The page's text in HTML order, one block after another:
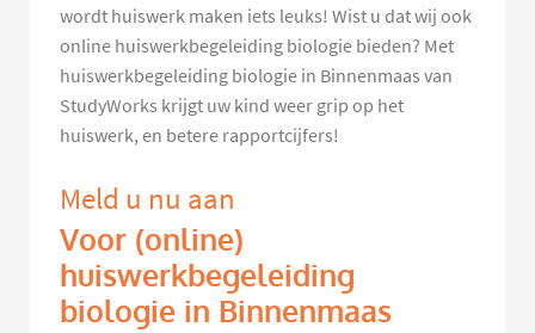
wordt huiswerk maken iets leuks! Wist u dat wij ook
online huiswerkbegeleiding biologie bieden? Met
huiswerkbegeleiding biologie in Binnenmaas van
StudyWorks krijgt uw kind weer grip op het
huiswerk, en betere rapportcijfers!
Meld u nu aan
Voor (online)
huiswerkbegeleiding
biologie in Binnenmaas